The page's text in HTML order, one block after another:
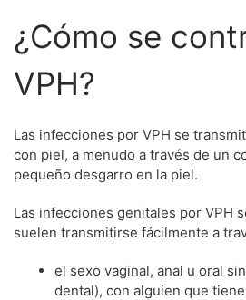
¿Cómo se
VPH?
Las infecciones por VPH se
con piel, a menudo a través de un
pequeño desgarro en la piel.
Las infecciones genitales por VPH
suelen transmitirse fácilmente a
el sexo vaginal, anal u oral
dental), con alguien que